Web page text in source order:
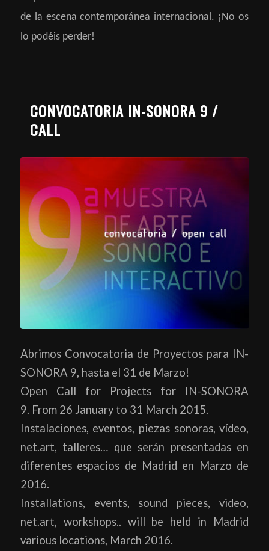
de la escena contemporánea internacional. ¡No os
lo podéis perder!
CONVOCATORIA IN-SONORA 9 /
CALL
Abrimos Convocatoria de Proyectos para IN-
SONORA 9, hasta el 31 de Marzo!
Open Call for Projects for IN-SONORA
9. From 26 January to 31 March 2015.
Instalaciones, eventos, piezas sonoras, vídeo,
net.art, talleres… que serán presentadas en
diferentes espacios de Madrid en Marzo de
2016.
Installations, events, sound pieces, video,
net.art, workshops.. will be held in Madrid
various locations, March 2016.